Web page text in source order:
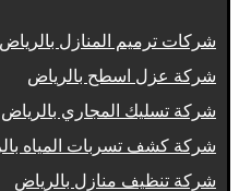
شركات ترميم المنازل بالرياض
شركة عزل اسطح بالرياض
شركة تسليك المجاري بالرياض
شركة كشف تسربات المياه
شركة تنظيف منازل بالرياض